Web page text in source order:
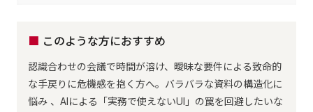
このような方におすすめ
認識合わせの会議で時間が溶け、曖昧な要件による致命的
な手戻りに危機感を抱く方へ。バラバラな資料の構造化に
悩み 、AIによる「実務で使えないUI」の罠を回避したいな